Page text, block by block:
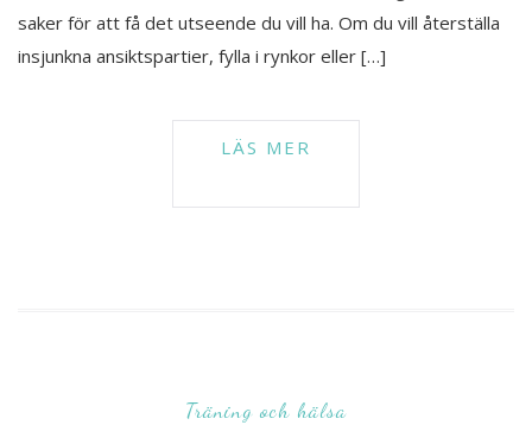
saker för att få det utseende du vill ha. Om du vill återställa
insjunkna ansiktspartier, fylla i rynkor eller […]
Träning och hälsa